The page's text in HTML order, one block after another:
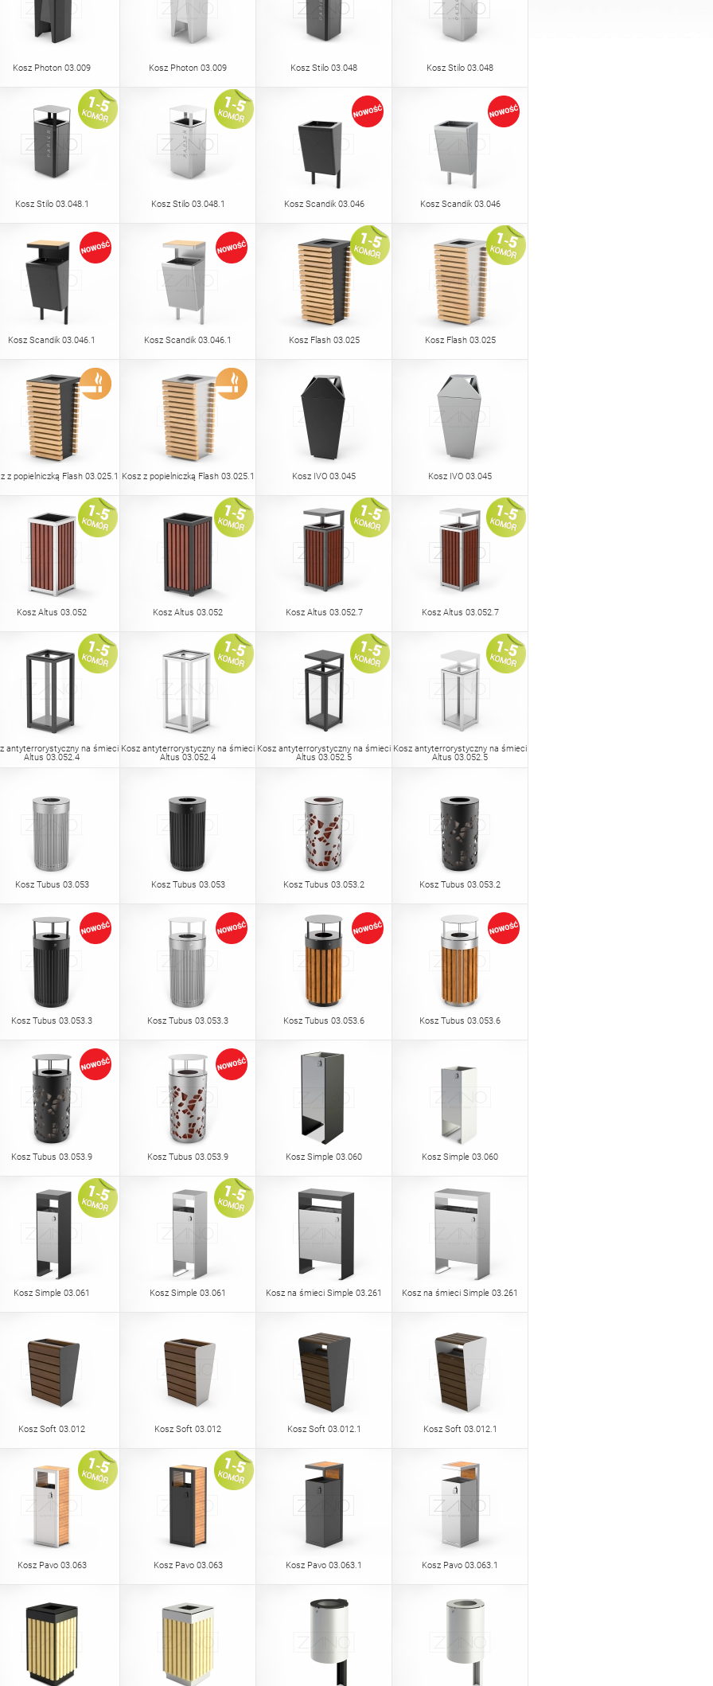
Kosz Photon 03.009 Kosz Photon 03.009 Kosz Stilo 03.048 Kosz Stilo 03.048
Kosz Stilo 03.048.1 Kosz Stilo 03.048.1 Kosz Scandik 03.046 Kosz Scandik 03.046
Kosz Scandik 03.046.1 Kosz Scandik 03.046.1 Kosz Flash 03.025 Kosz Flash 03.025
z popielniczką Flash 03.025.1 Kosz z popielniczką Flash 03.025.1 Kosz IVO 03.045 Kosz IVO 03.045
Kosz Altus 03.052 Kosz Altus 03.052 Kosz Altus 03.052.7 Kosz Altus 03.052.7
antyterrorystyczny na śmieci
Altus 03.052.4
Kosz antyterrorystyczny na śmieci
Altus 03.052.4
Kosz antyterrorystyczny na śmieci
Altus 03.052.5
Kosz antyterrorystyczny na śmieci
Altus 03.052.5
Kosz Tubus 03.053 Kosz Tubus 03.053 Kosz Tubus 03.053.2 Kosz Tubus 03.053.2
Kosz Tubus 03.053.3 Kosz Tubus 03.053.3 Kosz Tubus 03.053.6 Kosz Tubus 03.053.6
Kosz Tubus 03.053.9 Kosz Tubus 03.053.9 Kosz Simple 03.060 Kosz Simple 03.060
Kosz Simple 03.061 Kosz Simple 03.061 Kosz na śmieci Simple 03.261 Kosz na śmieci Simple 03.261
Kosz Soft 03.012 Kosz Soft 03.012 Kosz Soft 03.012.1 Kosz Soft 03.012.1
Kosz Pavo 03.063 Kosz Pavo 03.063 Kosz Pavo 03.063.1 Kosz Pavo 03.063.1